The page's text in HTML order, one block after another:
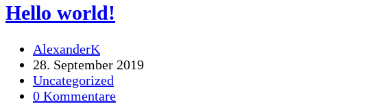
Hello world!
Beitrags-
Autor:
AlexanderK
Beitrag
veröffentlicht:
28. September 2019
Beitrags-
Kategorie:
Uncategorized
Beitrags-
0 Kommentare